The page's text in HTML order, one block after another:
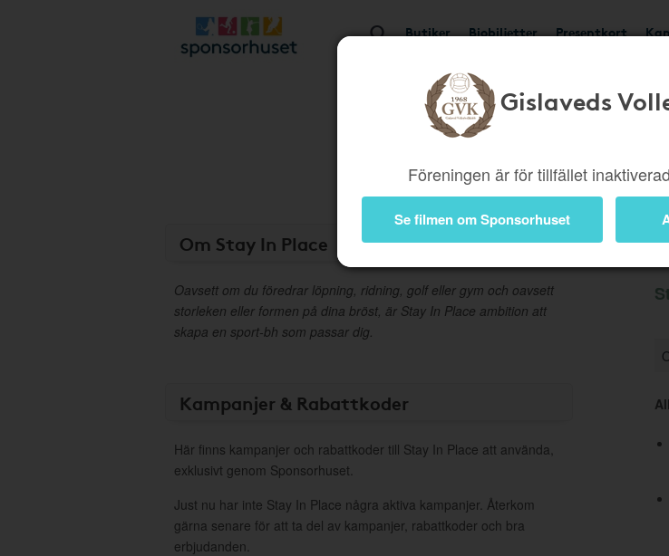
Butiker Biobiljetter Presentkort
Gislaveds
Föreningen är för tillfället
Se filmen om Sponsorhuset
Om Stay In Place
Oavsett om du föredrar löpning, ridning, golf eller gym och oavsett
storleken eller formen på dina bröst, är Stay In Place ambition att
skapa en sport-bh som passar dig.
Kampanjer & Rabattkoder
Här finns kampanjer och rabattkoder till Stay In Place att använda,
exklusivt genom Sponsorhuset.
Just nu har inte Stay In Place några aktiva kampanjer. Återkom
gärna senare för att ta del av kampanjer, rabattkoder och bra
erbjudanden.